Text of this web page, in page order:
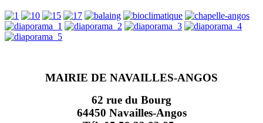
MAIRIE DE NAVAILLES-ANGOS
62 rue du Bourg
64450 Navailles-Angos